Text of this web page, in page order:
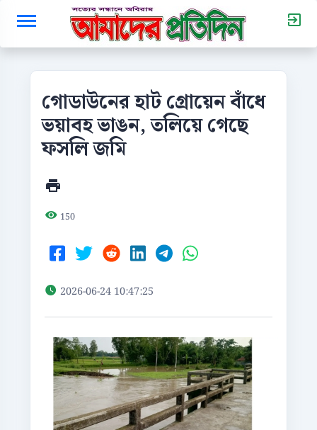
গোডাউনের হাট গ্রোয়েন বাঁধে
ভয়াবহ ভাঙন, তলিয়ে গেছে
ফসলি জমি
150
2026-06-24 10:47:25